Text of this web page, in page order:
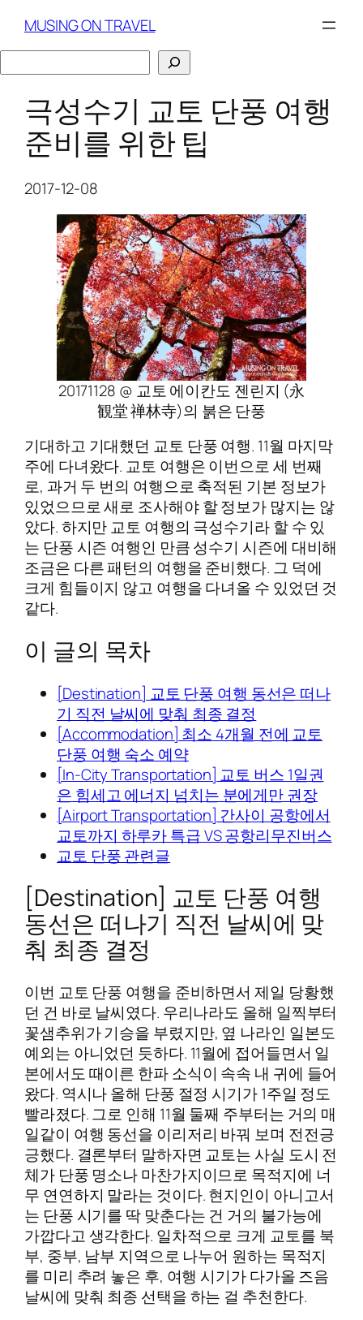
content
MUSING ON TRAVEL
색
극성수기 교토 단풍 여행
준비를 위한 팁
2017-12-08
20171128 @ 교토 에이칸도 젠린지 (永
観堂 禅林寺)의 붉은 단풍
기대하고 기대했던 교토 단풍 여행. 11월 마지막
주에 다녀왔다. 교토 여행은 이번으로 세 번째
로, 과거 두 번의 여행으로 축적된 기본 정보가
있었으므로 새로 조사해야 할 정보가 많지는 않
았다. 하지만 교토 여행의 극성수기라 할 수 있
는 단풍 시즌 여행인 만큼 성수기 시즌에 대비해
조금은 다른 패턴의 여행을 준비했다. 그 덕에
크게 힘들이지 않고 여행을 다녀올 수 있었던 것
같다.
이 글의 목차
[Destination] 교토 단풍 여행 동선은 떠나
기 직전 날씨에 맞춰 최종 결정
[Accommodation] 최소 4개월 전에 교토
단풍 여행 숙소 예약
[In-City Transportation] 교토 버스 1일권
은 힘세고 에너지 넘치는 분에게만 권장
[Airport Transportation] 간사이 공항에서
교토까지 하루카 특급 VS 공항리무진버스
교토 단풍 관련글
[Destination] 교토 단풍 여행
동선은 떠나기 직전 날씨에 맞
춰 최종 결정
이번 교토 단풍 여행을 준비하면서 제일 당황했
던 건 바로 날씨였다. 우리나라도 올해 일찍부터
꽃샘추위가 기승을 부렸지만, 옆 나라인 일본도
예외는 아니었던 듯하다. 11월에 접어들면서 일
본에서도 때이른 한파 소식이 속속 내 귀에 들어
왔다. 역시나 올해 단풍 절정 시기가 1주일 정도
빨라졌다. 그로 인해 11월 둘째 주부터는 거의 매
일같이 여행 동선을 이리저리 바꿔 보며 전전긍
긍했다. 결론부터 말하자면 교토는 사실 도시 전
체가 단풍 명소나 마찬가지이므로 목적지에 너
무 연연하지 말라는 것이다. 현지인이 아니고서
는 단풍 시기를 딱 맞춘다는 건 거의 불가능에
가깝다고 생각한다. 일차적으로 크게 교토를 북
부, 중부, 남부 지역으로 나누어 원하는 목적지
를 미리 추려 놓은 후, 여행 시기가 다가올 즈음
날씨에 맞춰 최종 선택을 하는 걸 추천한다.